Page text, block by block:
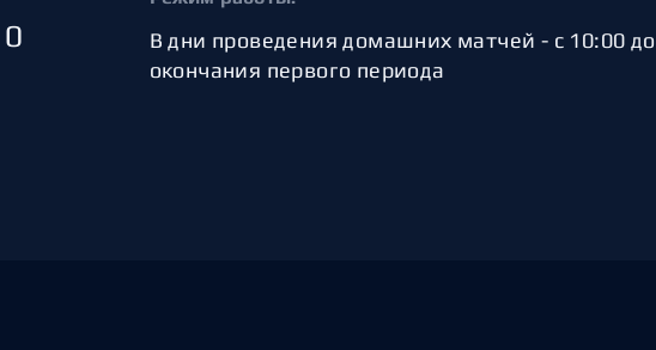
В дни проведения домашних матчей - с 10:00 до
окончания первого периода